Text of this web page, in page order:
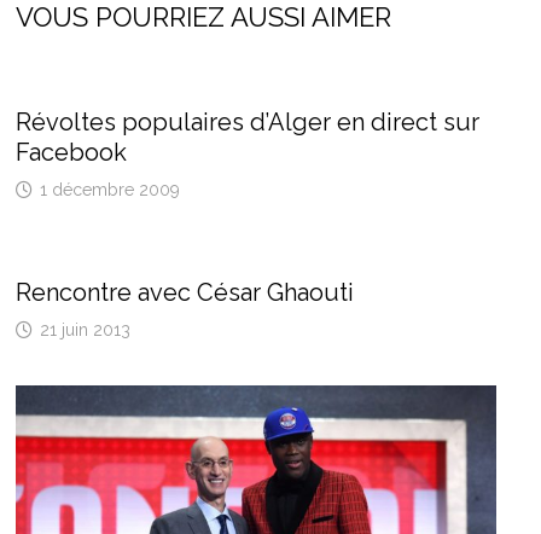
VOUS POURRIEZ AUSSI AIMER
Révoltes populaires d’Alger en direct sur
Facebook
1 décembre 2009
Rencontre avec César Ghaouti
21 juin 2013